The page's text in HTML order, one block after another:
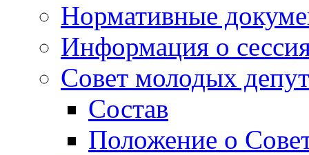
Нормативные
Информация о
Совет молодых
Состав
Положение о